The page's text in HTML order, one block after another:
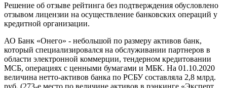
Решение об отзыве рейтинга без подтверждения обусловлено
отзывом лицензии на осуществление банковских операций у
кредитной организации.
АО Банк «Онего» - небольшой по размеру активов банк,
который специализировался на обслуживании партнеров в
области электронной коммерции, тендерном кредитовании
МСБ, операциях с ценными бумагами и МБК. На 01.10.2020
величина нетто-активов банка по РСБУ составляла 2,8 млрд.